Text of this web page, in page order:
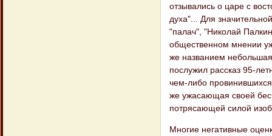
отзывались о царе с
духа"... Для
"палач", "Николай
общественном мнении
же названием
послужил рассказ 95-
чем-либо
же ужасающая своей
потрясающей силой
Многие негативные